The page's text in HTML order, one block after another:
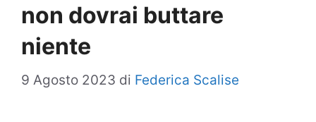
non dovrai buttare
niente
9 Agosto 2023 di Federica Scalise